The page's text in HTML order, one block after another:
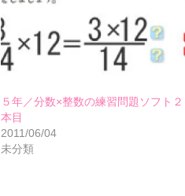
５年／分数×整数の練習問題ソフト２
本目
2011/06/04
未分類